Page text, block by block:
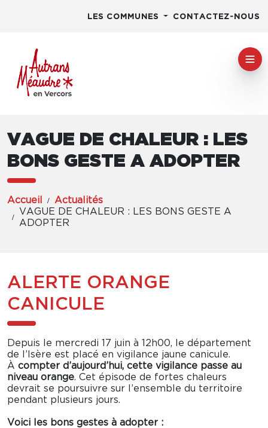
LES COMMUNES CONTACTEZ-NOUS
VAGUE DE CHALEUR : LES
BONS GESTE A ADOPTER
Accueil
Actualités
VAGUE DE CHALEUR : LES BONS GESTE A
ADOPTER
ALERTE ORANGE
CANICULE
Depuis le mercredi 17 juin à 12h00, le département
de l’Isère est placé en vigilance jaune canicule.
À compter d’aujourd’hui, cette vigilance passe au
niveau orange. Cet épisode de fortes chaleurs
devrait se poursuivre sur l’ensemble du territoire
pendant plusieurs jours.
Voici les bons gestes à adopter :